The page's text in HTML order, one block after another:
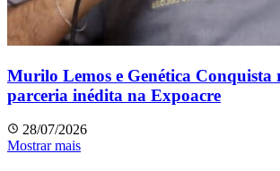
Murilo Lemos e Genética Conquista
parceria inédita na Expoacre
28/07/2026
Mostrar mais